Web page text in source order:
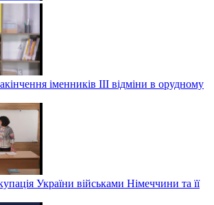
іменників ІІІ відміни в орудному
України військами Німеччини та її